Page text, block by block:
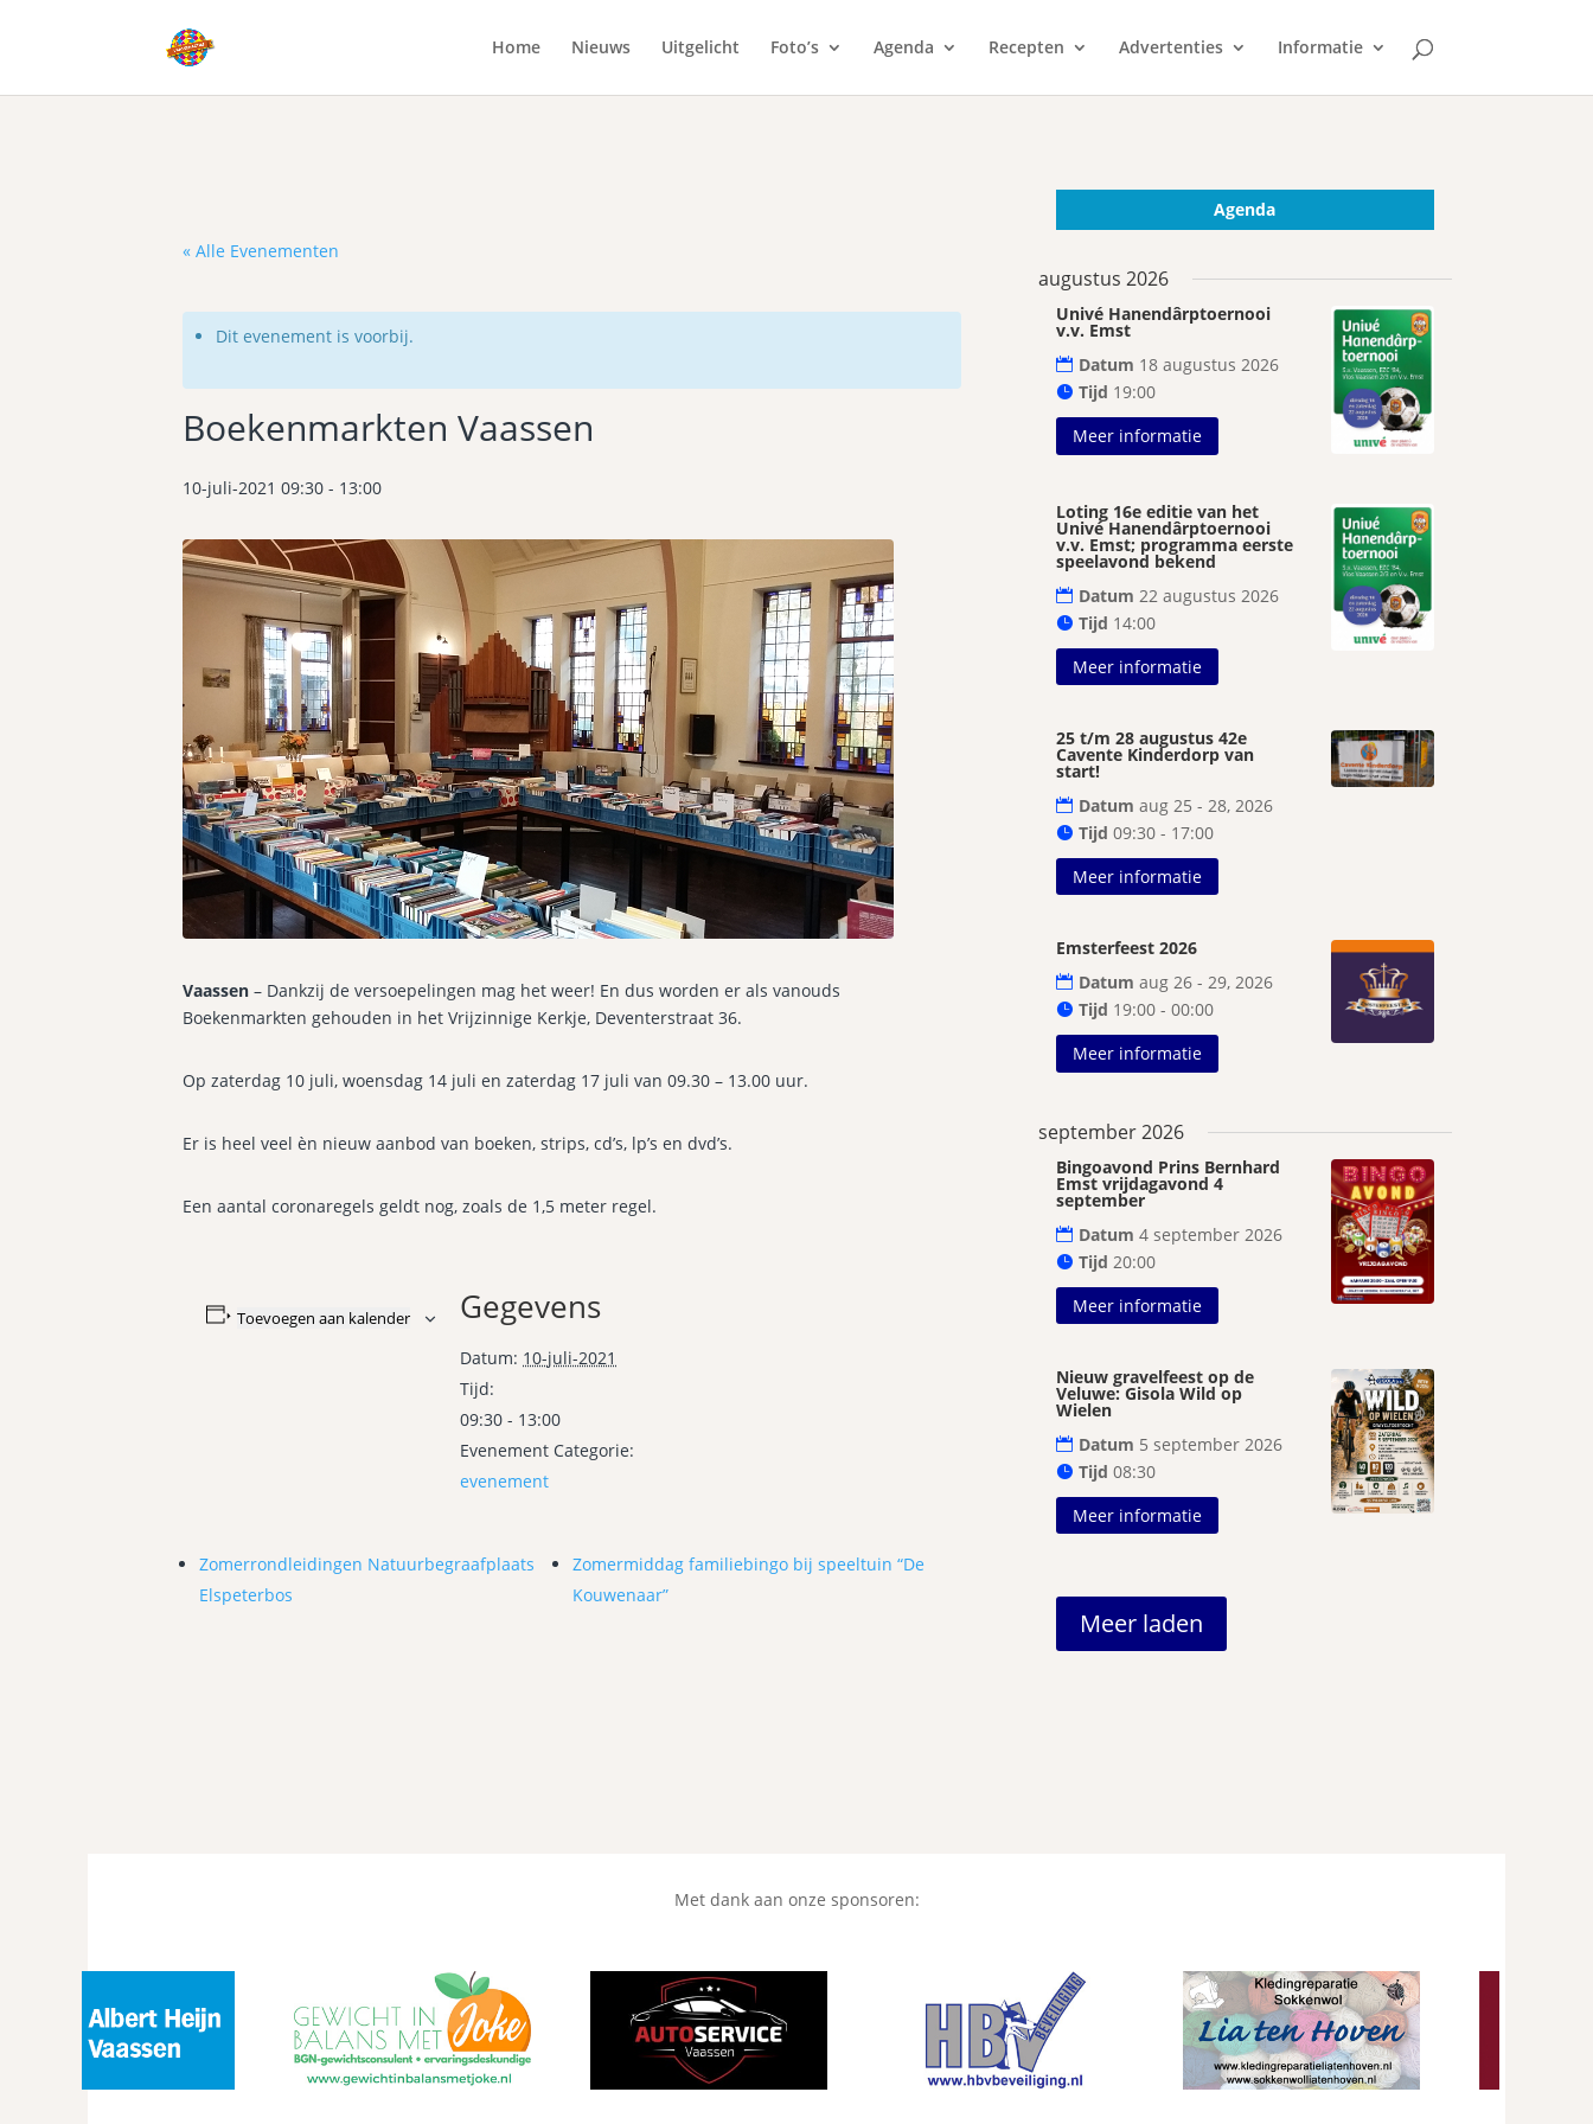
Home Nieuws Uitgelicht Foto’s Agenda Recepten Advertenties Informatie
« Alle Evenementen
Dit evenement is voorbij.
Boekenmarkten Vaassen
10-juli-2021 09:30 - 13:00
Vaassen– Dankzij de versoepelingen mag het weer! En dus worden er als vanouds
Boekenmarkten gehouden in het Vrijzinnige Kerkje, Deventerstraat 36.
Op zaterdag 10 juli, woensdag 14 juli en zaterdag 17 juli van 09.30 – 13.00 uur.
Er is heel veel èn nieuw aanbod van boeken, strips, cd’s, lp’s en dvd’s.
Een aantal coronaregels geldt nog, zoals de 1,5 meter regel.
Toevoegen aan kalender Gegevens
Datum: 10-juli-2021
Tijd:
09:30 - 13:00
Evenement Categorie:
evenement
Zomerrondleidingen Natuurbegraafplaats
Elspeterbos
Zomermiddag familiebingo bij speeltuin “De
Kouwenaar”
Agenda
augustus 2026
Univé Hanendârptoernooi
v.v. Emst
Datum 18 augustus 2026
Tijd 19:00
Meer informatie
Loting 16e editie van het
Univé Hanendârptoernooi
v.v. Emst; programma eerste
speelavond bekend
Datum 22 augustus 2026
Tijd 14:00
Meer informatie
25 t/m 28 augustus 42e
Cavente Kinderdorp van
start!
Datum aug 25 - 28, 2026
Tijd 09:30 - 17:00
Meer informatie
Emsterfeest 2026
Datum aug 26 - 29, 2026
Tijd 19:00 - 00:00
Meer informatie
september 2026
Bingoavond Prins Bernhard
Emst vrijdagavond 4
september
Datum 4 september 2026
Tijd 20:00
Meer informatie
Nieuw gravelfeest op de
Veluwe: Gisola Wild op
Wielen
Datum 5 september 2026
Tijd 08:30
Meer informatie
Meer laden
Met dank aan onze sponsoren: